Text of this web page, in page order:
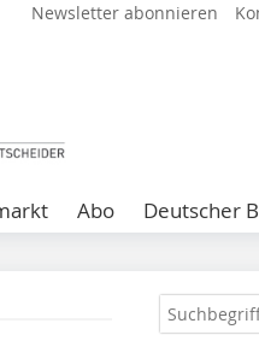
Newsletter abonnieren
Abo Deutscher